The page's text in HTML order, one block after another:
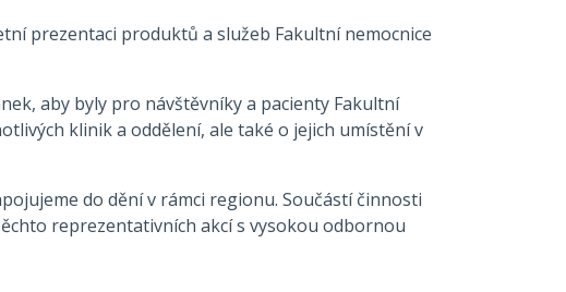
prezentaci produktů a služeb Fakultní nemocnice
aby byly pro návštěvníky a pacienty Fakultní
klinik a oddělení, ale také o jejich umístění v
do dění v rámci regionu. Součástí činnosti
reprezentativních akcí s vysokou odbornou